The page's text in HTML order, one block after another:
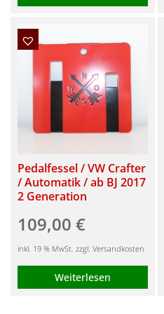
Pedalfessel / VW Crafter
/ Automatik / ab BJ 2017
2 Generation
109,00 €
inkl. 19 % MwSt. zzgl. Versandkosten
Weiterlesen